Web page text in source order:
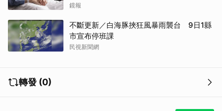
做決定
鏡報
不斷更新／白海豚挾狂風暴雨襲台 9日1縣
市宣布停班課
民視新聞網
轉發 (0)